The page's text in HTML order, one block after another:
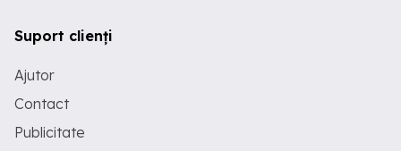
Suport clienți
Ajutor
Contact
Publicitate